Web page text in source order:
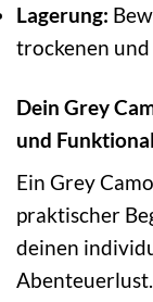
Lagerung:
trockenen
Dein Grey
und
Ein Grey
praktischer
deinen